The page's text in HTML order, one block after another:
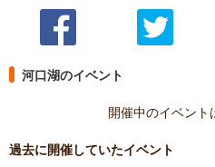
河口湖のイベント
開催中のイベント
過去に開催していたイベント